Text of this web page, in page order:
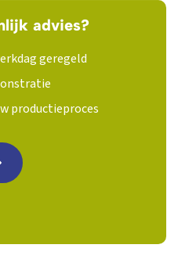
advies?
geregeld
productieproces